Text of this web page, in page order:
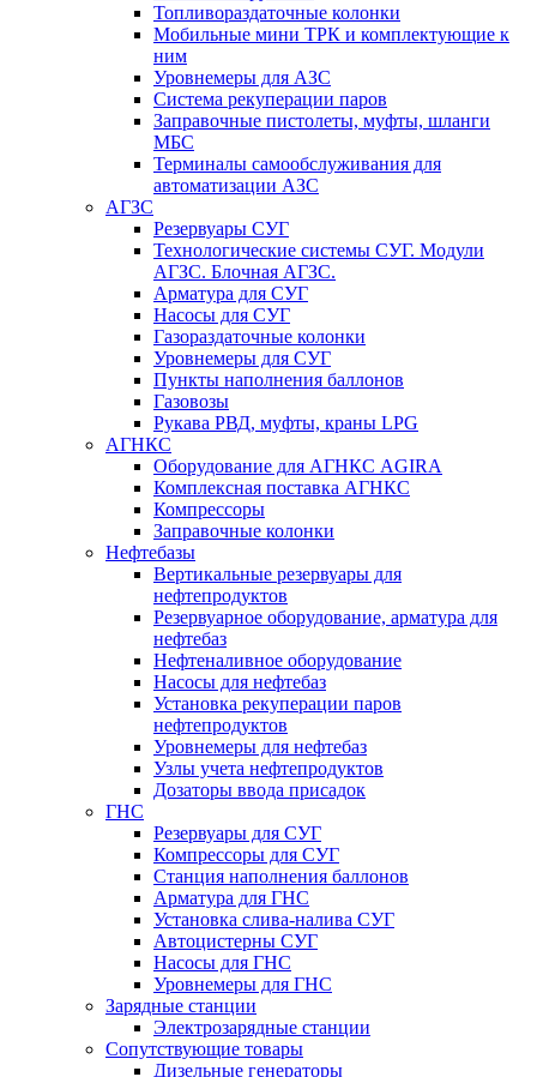
Топливораздаточные колонки
Мобильные мини ТРК и комплектующие к
ним
Уровнемеры для АЗС
Система рекуперации паров
Заправочные пистолеты, муфты, шланги
МБС
Терминалы самообслуживания для
автоматизации АЗС
АГЗС
Резервуары СУГ
Технологические системы СУГ. Модули
АГЗС. Блочная АГЗС.
Арматура для СУГ
Насосы для СУГ
Газораздаточные колонки
Уровнемеры для СУГ
Пункты наполнения баллонов
Газовозы
Рукава РВД, муфты, краны LPG
АГНКС
Оборудование для АГНКС AGIRA
Комплексная поставка АГНКС
Компрессоры
Заправочные колонки
Нефтебазы
Вертикальные резервуары для
нефтепродуктов
Резервуарное оборудование, арматура для
нефтебаз
Нефтеналивное оборудование
Насосы для нефтебаз
Установка рекуперации паров
нефтепродуктов
Уровнемеры для нефтебаз
Узлы учета нефтепродуктов
Дозаторы ввода присадок
ГНС
Резервуары для СУГ
Компрессоры для СУГ
Станция наполнения баллонов
Арматура для ГНС
Установка слива-налива СУГ
Автоцистерны СУГ
Насосы для ГНС
Уровнемеры для ГНС
Зарядные станции
Электрозарядные станции
Сопутствующие товары
Дизельные генераторы